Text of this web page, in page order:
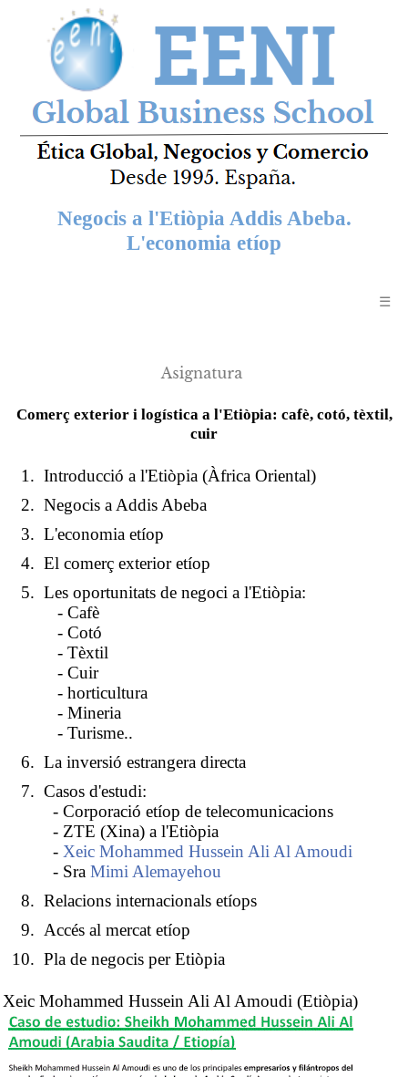
Negocis a l'Etiòpia Addis Abeba.
L'economia etíop
☰
Comerç exterior i logística a l'Etiòpia: cafè, cotó, tèxtil,
cuir
Introducció a l'Etiòpia (Àfrica Oriental)
Negocis a Addis Abeba
L'economia etíop
El comerç exterior etíop
Les oportunitats de negoci a l'Etiòpia:
- Cafè
- Cotó
- Tèxtil
- Cuir
- horticultura
- Mineria
- Turisme..
La inversió estrangera directa
Casos d'estudi:
- Corporació etíop de telecomunicacions
- ZTE (Xina) a l'Etiòpia
- Xeic Mohammed Hussein Ali Al Amoudi
- Sra Mimi Alemayehou
Relacions internacionals etíops
Accés al mercat etíop
Pla de negocis per Etiòpia
Xeic Mohammed Hussein Ali Al Amoudi (Etiòpia)